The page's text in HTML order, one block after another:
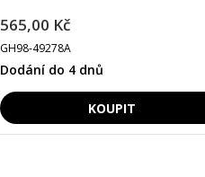
565,00 Kč
GH98-49278A
Dodání do 4 dnů